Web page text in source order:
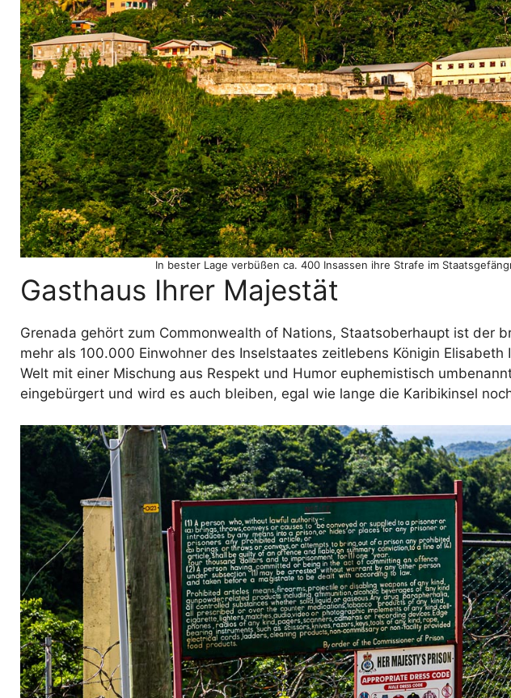
In bester Lage verbüßen ca. 400 Insassen ihre Strafe im
Gasthaus Ihrer Majestät
Grenada gehört zum Commonwealth of Nations, Staatsoberhaupt ist der
mehr als 100.000 Einwohner des Inselstaates zeitlebens Königin
Welt mit einer Mischung aus Respekt und Humor euphemistisch
eingebürgert und wird es auch bleiben, egal wie lange die Karibikinsel